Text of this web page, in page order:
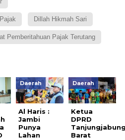
Dillah Hikmah Sari
Pemberitahuan Pajak Terutang
Daerah
Al Haris :
Jambi
Punya
Lahan
Daerah
Ketua
DPRD
Barat